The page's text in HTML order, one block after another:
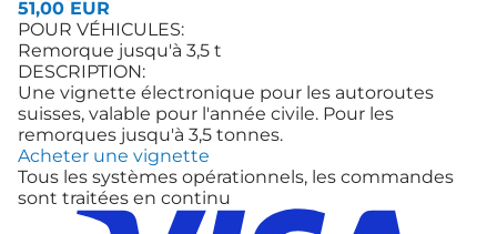
51,00 EUR
POUR VÉHICULES:
Remorque jusqu'à 3,5 t
DESCRIPTION:
Une vignette électronique pour les autoroutes
suisses, valable pour l'année civile. Pour les
remorques jusqu'à 3,5 tonnes.
Acheter une vignette
Tous les systèmes opérationnels, les commandes
sont traitées en continu